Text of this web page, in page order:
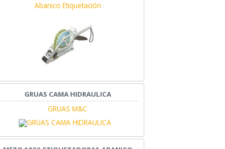
Abanico Etiquetación
GRUAS CAMA HIDRAULICA
GRUAS M&C